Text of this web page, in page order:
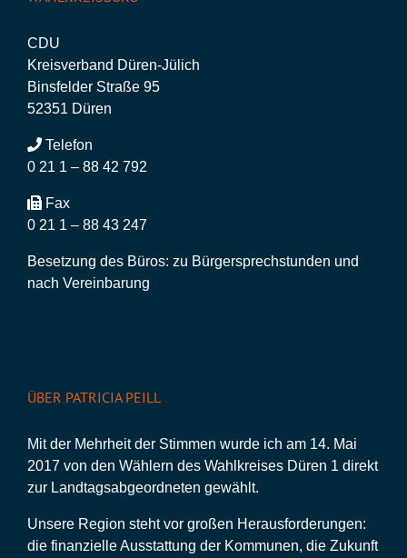
CDU
Kreisverband Düren-Jülich
Binsfelder Straße 95
52351 Düren
Telefon
0 21 1 – 88 42 792
Fax
0 21 1 – 88 43 247
Besetzung des Büros: zu Bürgersprechstunden und
nach Vereinbarung
ÜBER PATRICIA PEILL
Mit der Mehrheit der Stimmen wurde ich am 14. Mai
2017 von den Wählern des Wahlkreises Düren 1 direkt
zur Landtagsabgeordneten gewählt.
Unsere Region steht vor großen Herausforderungen:
die finanzielle Ausstattung der Kommunen, die Zukunft